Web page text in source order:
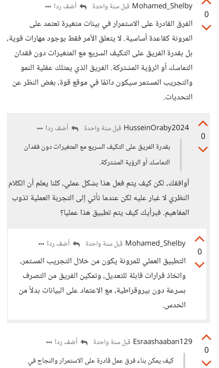
0
Mohamed_Shelby قبل سنة واحدة أضف ردا
الفرق القادرة على الاستمرار في بيئات متغيرة تعتمد على
المرونة كقاعدة أساسية. لا يتعلق الأمر فقط بوجود مهارات قوية،
بل بقدرة الفريق على التكيف السريع مع المتغيرات دون فقدان
التماسك أو الرؤية المشتركة. الفريق الذي يمتلك عقلية النمو
والتجريب المستمر سيكون دائمًا في موقع قوة، بغض النظر عن
التحديات.
0
HusseinOraby2024 قبل سنة واحدة
أضف ردا
بقدرة الفريق على التكيف السريع مع المتغيرات دون فقدان
التماسك أو الرؤية المشتركة.
أوافقك، لكن كيف يتم فعل هذا بشكل عملي، كلنا يعلم أن الكلام
النظري لا غبار عليه لكن عندما نأتي إلى التجربة العملية تذوب
المفاهيم. فبرأيك كيف يتم تطبيق هذا عمليا؟
0
Mohamed_Shelby قبل سنة واحدة أضف ردا
التطبيق العملي للمرونة يكون من خلال التجريب المستمر،
واتخاذ قرارات قابلة للتعديل، وتمكين الفريق من التصرف
بسرعة دون بيروقراطية، مع الاعتماد على البيانات بدلاً من
الحدس.
0
Esraashaaban129 قبل سنة واحدة
أضف ردا
كيف يمكن بناء فرق عمل قادرة على الاستمرار والنجاح في